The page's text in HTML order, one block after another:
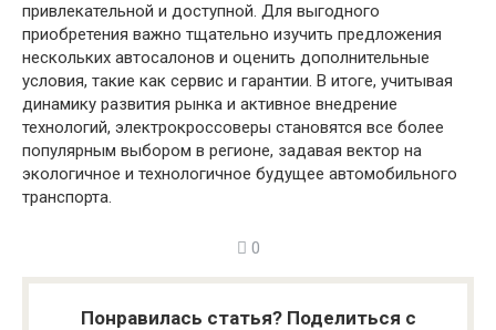
привлекательной и доступной. Для выгодного
приобретения важно тщательно изучить предложения
нескольких автосалонов и оценить дополнительные
условия, такие как сервис и гарантии. В итоге, учитывая
динамику развития рынка и активное внедрение
технологий, электрокроссоверы становятся все более
популярным выбором в регионе, задавая вектор на
экологичное и технологичное будущее автомобильного
транспорта.
0
Понравилась статья? Поделиться с